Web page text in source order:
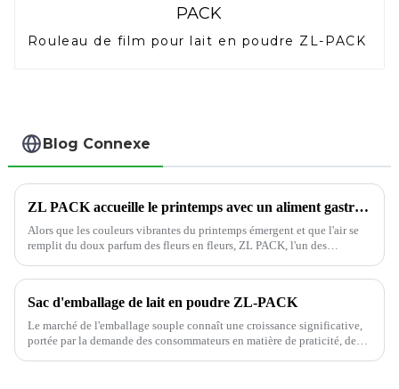
Rouleau de film pour lait en poudre ZL-PACK
Blog Connexe
ZL PACK accueille le printemps avec un aliment gastronomique - une célébration de l'emballage de qualité
Alors que les couleurs vibrantes du printemps émergent et que l'air se
remplit du doux parfum des fleurs en fleurs, ZL PACK, l'un des
Sac d'emballage de lait en poudre ZL-PACK
Le marché de l'emballage souple connaît une croissance significative,
portée par la demande des consommateurs en matière de praticité, de